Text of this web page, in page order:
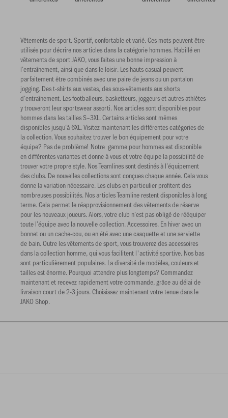
Vêtements de sport. Sportif, confortable et varié. Ces mots peuvent être
utilisés pour décrire nos articles dans la catégorie hommes. Habillé en
vêtements de sport JAKO, vous faites une bonne impression à
l’entraînement, ainsi que dans le loisir. Les hauts casual peuvent
parfaitement être combinés avec une paire de jeans ou un pantalon
jogging. Des t-shirts aux vestes, des sous-vêtements aux shorts
d’entraînement. Les footballeurs, basketteurs, joggeurs et autres athlètes
y trouveront leur sportswear assorti. Nos articles sont disponibles pour
hommes dans les tailles S–3XL. Certains articles sont mêmes
disponibles jusqu’à 6XL. Visitez maintenant les différentes catégories de
la collection. Vous souhaitez trouver le bon équipement pour votre
équipe? Pas de problème! Notre gamme pour hommes est disponible
en différentes variantes et donne à vous et votre équipe la possibilité de
trouver votre propre style. Nos Teamlines sont destinés à l’équipement
des clubs. De nouvelles collections sont conçues chaque année. Cela vous
donne la variation nécessaire. Les clubs en particulier profitent des
nombreuses possibilités. Nos articles Teamline restent disponibles à long
terme. Cela permet le réapprovisionnement des vêtements de réserve
pour les nouveaux joueurs. Alors, votre club n’est pas obligé de rééquiper
toute l’équipe avec la nouvelle collection. Accessoires. En hiver avec un
bonnet ou un cache-cou, ou en été avec une casquette et une serviette
de bain. Outre les vêtements de sport, vous trouverez des accessoires
dans la collection homme, qui vous facilitent l'activité sportive. Nos bas
sont particulièrement populaires. La diversité de modèles, couleurs et
tailles est énorme. Pourquoi attendre plus longtemps? Commandez
maintenant et recevez rapidement votre commande, grâce au délai de
livraison court de 2-3 jours. Choisissez maintenant votre tenue dans le
JAKO Shop.